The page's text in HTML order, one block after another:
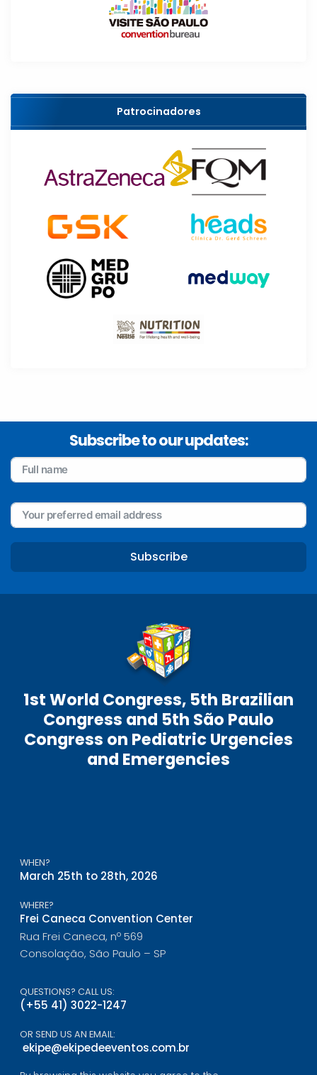
Patrocinadores
Subscribe to our updates:
Subscribe
1st World Congress, 5th Brazilian
Congress and 5th São Paulo
Congress on Pediatric Urgencies
and Emergencies
WHEN?
March 25th to 28th, 2026
WHERE?
Frei Caneca Convention Center
Rua Frei Caneca, nº 569
Consolação, São Paulo – SP
QUESTIONS? CALL US:
(+55 41) 3022-1247
OR SEND US AN EMAIL:
ekipe@ekipedeeventos.com.br